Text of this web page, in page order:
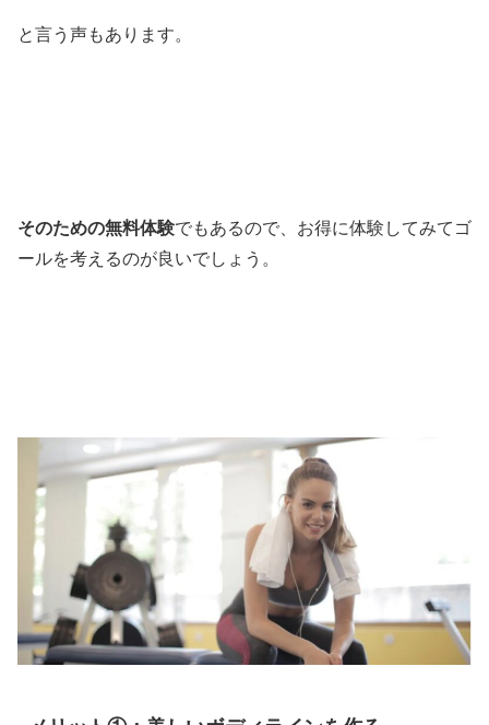
と言う声もあります。
そのための無料体験でもあるので、お得に体験してみてゴ
ールを考えるのが良いでしょう。